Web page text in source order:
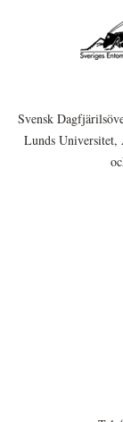
Svensk
Lunds Universitet,